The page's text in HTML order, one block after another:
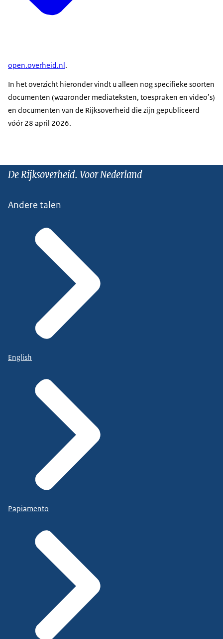
open.overheid.nl.
In het overzicht hieronder vindt u alleen nog specifieke soorten
documenten (waaronder mediateksten, toespraken en video’s)
en documenten van de Rijksoverheid die zijn gepubliceerd
vóór 28 april 2026.
De Rijksoverheid. Voor Nederland
Andere talen
English
Papiamento